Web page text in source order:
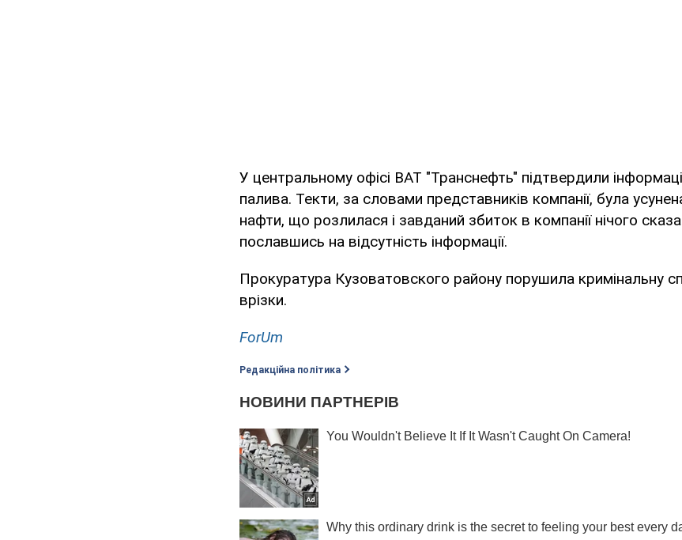
У центральному офісі ВАТ "Транснефть" підтвердили
палива. Текти, за словами представників компанії, була
нафти, що розлилася і завданий збиток в компанії нічого
пославшись на відсутність інформації.
Прокуратура Кузоватовского району порушила кримінальну
врізки.
ForUm
Редакційна політика